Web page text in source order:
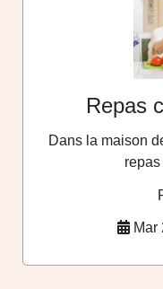
Repas
Dans la maison
Mar